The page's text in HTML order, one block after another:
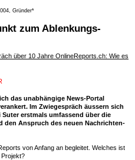
Gründer*
zum Ablenkungs-
über 10 Jahre OnlineReports.ch: Wie es
das unabhängige News-Portal
Im Zwiegespräch äussern sich
erstmals umfassend über die
Anspruch des neuen Nachrichten-
von Anfang an begleitet. Welches ist